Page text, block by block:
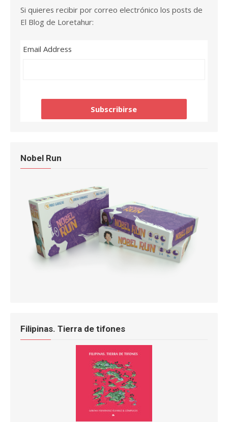
Si quieres recibir por correo electrónico los posts de
El Blog de Loretahur:
Email Address
Nobel Run
Filipinas. Tierra de tifones